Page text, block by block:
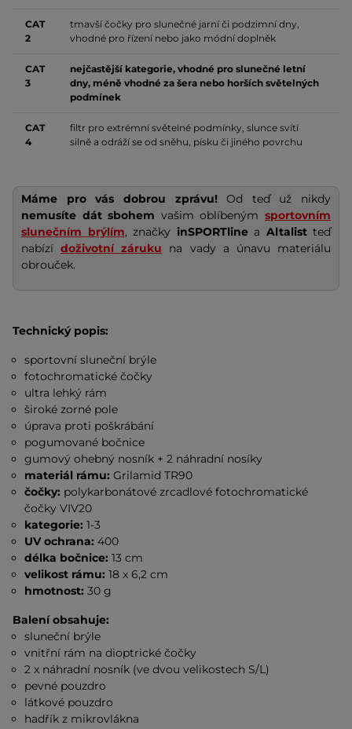
CAT
2
tmavší čočky pro slunečné jarní či podzimní dny,
vhodné pro řízení nebo jako módní doplněk
CAT
3
nejčastější kategorie, vhodné pro slunečné letní
dny, méně vhodné za šera nebo horších světelných
podmínek
CAT
4
filtr pro extrémní světelné podmínky, slunce svítí
silně a odráží se od sněhu, písku či jiného povrchu
Máme pro vás dobrou zprávu!Od teď už nikdy
nemusíte dát sbohem vašim oblíbenýmsportovním
slunečním brýlím, značky inSPORTline a Altalist teď
nabízídoživotní záruku na vady a únavu materiálu
obrouček.
Technický popis:
sportovní sluneční brýle
fotochromatické čočky
ultra lehký rám
široké zorné pole
úprava proti poškrábání
pogumované bočnice
gumový ohebný nosník + 2 náhradní nosíky
materiál rámu: Grilamid TR90
čočky: polykarbonátové zrcadlové fotochromatické
čočky VIV20
kategorie:1-3
UV ochrana: 400
délka bočnice: 13 cm
velikost rámu: 18 x 6,2 cm
hmotnost: 30 g
Balení obsahuje:
sluneční brýle
vnitřní rám na dioptrické čočky
2 x náhradní nosník (ve dvou velikostech S/L)
pevné pouzdro
látkové pouzdro
hadřík z mikrovlákna